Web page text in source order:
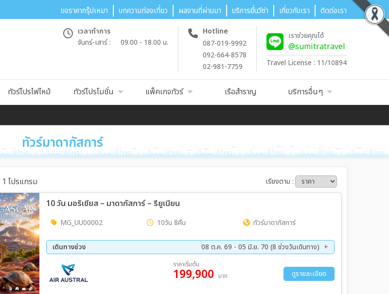
ขอราคากรุ๊ปเหมา บทความท่องเที่ยว ผลงานที่ผ่านมา บริการยื่นวีซ่า เกี่ยวกับเรา ติดต่อเรา
เวลาทำการ
จันทร์-เสาร์ :
09.00 - 18.00 น.
Hotline
087-019-9992
092-664-8578
02-981-7759
เราช่วยคุณได้
@sumitratravel
Travel License : 11/10894
ทัวร์โปรไฟไหม้ ทัวร์โปรโมชั่น แพ็คเกจทัวร์ เรือสำราญ บริการอื่นๆ
ทัวร์มาดากัสการ์
1 โปรแกรม เรียงตาม :
10 วัน มอริเชียส – มาดากัสการ์ – รียูเนียน
MG_UU00002 10วัน 8คืน ทัวร์มาดากัสการ์
เดินทางช่วง
08 ต.ค. 69 - 05 มิ.ย. 70 (8 ช่วงวันเดินทาง)
19 พ.ย. 69 - 28 พ.ย. 69
24 ธ.ค. 69 - 02 ม.ค. 70
11 ก.พ. 70 - 20 ก.พ. 70
18 มี.ค 70 - 27 มี.ค 70
08 เม.ย 70 - 17 เม.ย 70
ราคาเริ่มต้น
199,900 บาท ดูรายละเอียด